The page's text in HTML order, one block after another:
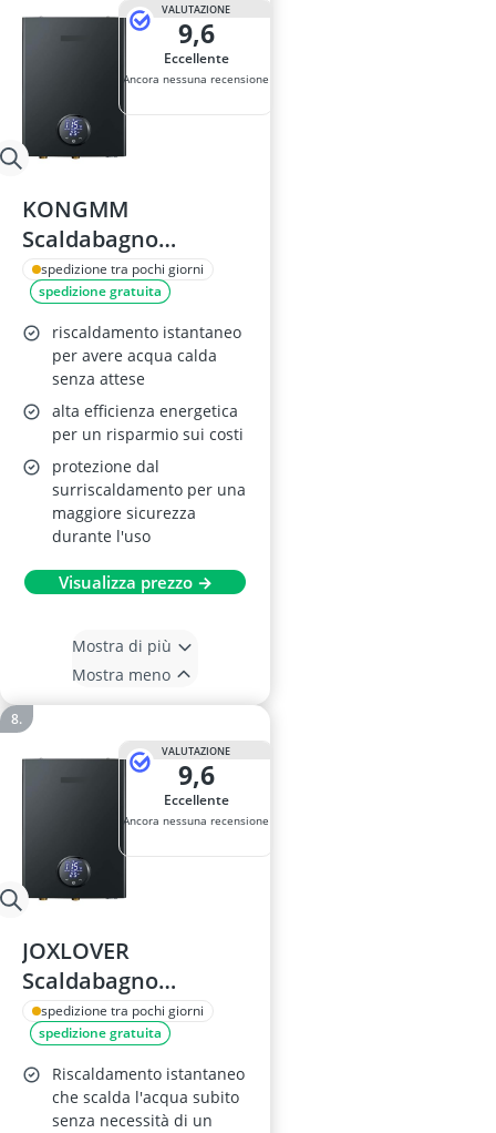
VALUTAZIONE
9,6
Eccellente
Ancora nessuna recensione
KONGMM
Scaldabagno
Elettrico 18KW
spedizione tra pochi giorni
spedizione gratuita
riscaldamento istantaneo
per avere acqua calda
senza attese
alta efficienza energetica
per un risparmio sui costi
protezione dal
surriscaldamento per una
maggiore sicurezza
durante l'uso
Visualizza prezzo →
Mostra di più
Mostra meno
VALUTAZIONE
9,6
Eccellente
Ancora nessuna recensione
JOXLOVER
Scaldabagno
Elettrico Senza
Serbatoio da 18 kW –
Istantaneo,
Automodulazione,
spedizione tra pochi giorni
spedizione gratuita
Riscaldamento istantaneo
che scalda l'acqua subito
senza necessità di un